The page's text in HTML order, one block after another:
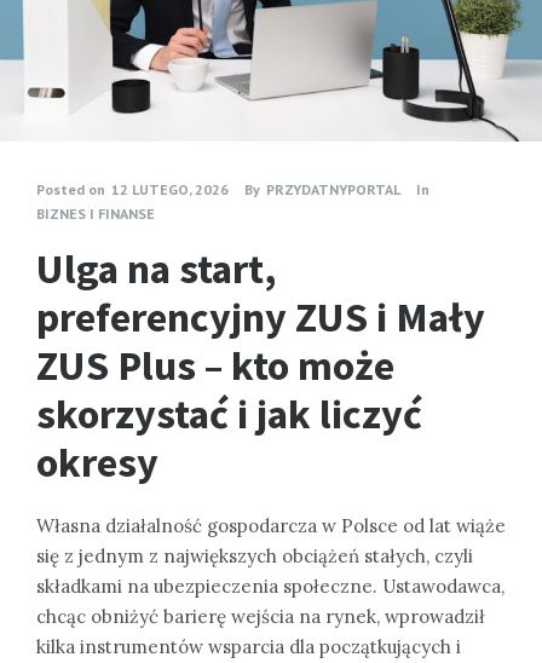
Posted on 12 LUTEGO, 2026 By PRZYDATNYPORTAL
In
BIZNES I FINANSE
Ulga na start,
preferencyjny ZUS i Mały
ZUS Plus – kto może
skorzystać i jak liczyć
okresy
Własna działalność gospodarcza w Polsce od lat wiąże
się z jednym z największych obciążeń stałych, czyli
składkami na ubezpieczenia społeczne. Ustawodawca,
chcąc obniżyć barierę wejścia na rynek, wprowadził
kilka instrumentów wsparcia dla początkujących i